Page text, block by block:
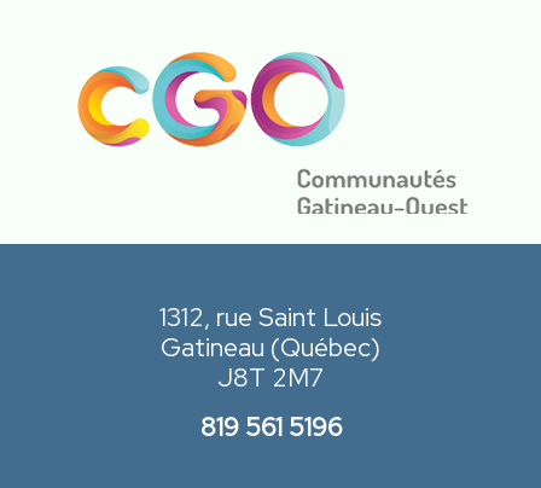
1312, rue Saint Louis
Gatineau (Québec)
J8T 2M7
819 561 5196